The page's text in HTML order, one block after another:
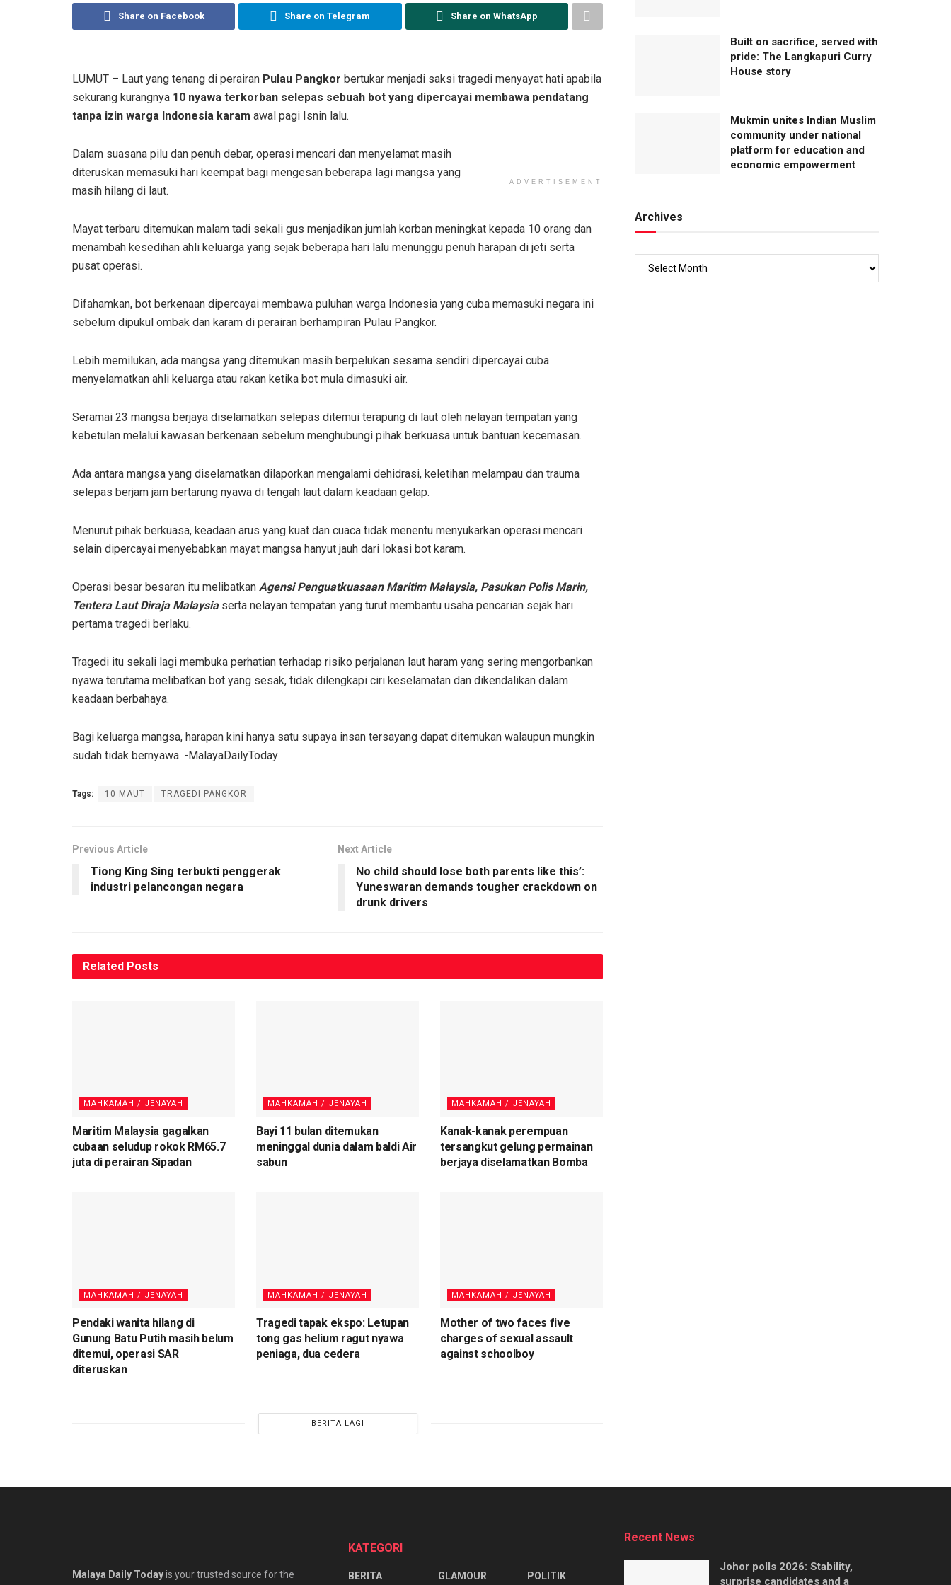
Share on Facebook Share on Telegram Share on WhatsApp
LUMUT – Laut yang tenang di perairan Pulau Pangkor bertukar menjadi saksi tragedi menyayat hati apabila
sekurang kurangnya 10 nyawa terkorban selepas sebuah bot yang dipercayai membawa pendatang
tanpa izin warga Indonesia karam awal pagi Isnin lalu.
ADVERTISEMENT
Dalam suasana pilu dan penuh debar, operasi mencari dan menyelamat masih
diteruskan memasuki hari keempat bagi mengesan beberapa lagi mangsa yang
masih hilang di laut.
Mayat terbaru ditemukan malam tadi sekali gus menjadikan jumlah korban meningkat kepada 10 orang dan
menambah kesedihan ahli keluarga yang sejak beberapa hari lalu menunggu penuh harapan di jeti serta
pusat operasi.
Difahamkan, bot berkenaan dipercayai membawa puluhan warga Indonesia yang cuba memasuki negara ini
sebelum dipukul ombak dan karam di perairan berhampiran Pulau Pangkor.
Lebih memilukan, ada mangsa yang ditemukan masih berpelukan sesama sendiri dipercayai cuba
menyelamatkan ahli keluarga atau rakan ketika bot mula dimasuki air.
Seramai 23 mangsa berjaya diselamatkan selepas ditemui terapung di laut oleh nelayan tempatan yang
kebetulan melalui kawasan berkenaan sebelum menghubungi pihak berkuasa untuk bantuan kecemasan.
Ada antara mangsa yang diselamatkan dilaporkan mengalami dehidrasi, keletihan melampau dan trauma
selepas berjam jam bertarung nyawa di tengah laut dalam keadaan gelap.
Menurut pihak berkuasa, keadaan arus yang kuat dan cuaca tidak menentu menyukarkan operasi mencari
selain dipercayai menyebabkan mayat mangsa hanyut jauh dari lokasi bot karam.
Operasi besar besaran itu melibatkan Agensi Penguatkuasaan Maritim Malaysia, Pasukan Polis Marin,
Tentera Laut Diraja Malaysiaserta nelayan tempatan yang turut membantu usaha pencarian sejak hari
pertama tragedi berlaku.
Tragedi itu sekali lagi membuka perhatian terhadap risiko perjalanan laut haram yang sering mengorbankan
nyawa terutama melibatkan bot yang sesak, tidak dilengkapi ciri keselamatan dan dikendalikan dalam
keadaan berbahaya.
Bagi keluarga mangsa, harapan kini hanya satu supaya insan tersayang dapat ditemukan walaupun mungkin
sudah tidak bernyawa. -MalayaDailyToday
Tags: 10 MAUT TRAGEDI PANGKOR
Previous Article
Tiong King Sing terbukti penggerak
industri pelancongan negara
Next Article
No child should lose both parents like this’:
Yuneswaran demands tougher crackdown on
drunk drivers
Related Posts
MAHKAMAH / JENAYAH
Maritim Malaysia gagalkan
cubaan seludup rokok RM65.7
juta di perairan Sipadan
MAHKAMAH / JENAYAH
Bayi 11 bulan ditemukan
meninggal dunia dalam baldi Air
sabun
MAHKAMAH / JENAYAH
Kanak-kanak perempuan
tersangkut gelung permainan
berjaya diselamatkan Bomba
MAHKAMAH / JENAYAH
Pendaki wanita hilang di
Gunung Batu Putih masih belum
ditemui, operasi SAR
diteruskan
MAHKAMAH / JENAYAH
Tragedi tapak ekspo: Letupan
tong gas helium ragut nyawa
peniaga, dua cedera
MAHKAMAH / JENAYAH
Mother of two faces five
charges of sexual assault
against schoolboy
BERITA LAGI
Built on sacrifice, served with
pride: The Langkapuri Curry
House story
Mukmin unites Indian Muslim
community under national
platform for education and
economic empowerment
Archives
Malaya Daily Todayis your trusted source for the
KATEGORI
BERITA GLAMOUR POLITIK
Recent News
Johor polls 2026: Stability,
surprise candidates and a